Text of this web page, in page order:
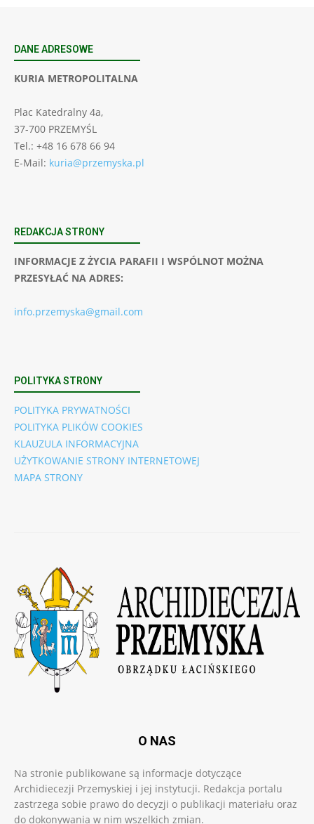
DANE ADRESOWE
KURIA METROPOLITALNA
Plac Katedralny 4a,
37-700 PRZEMYŚL
Tel.: +48 16 678 66 94
E-Mail: kuria@przemyska.pl
REDAKCJA STRONY
INFORMACJE Z ŻYCIA PARAFII I WSPÓLNOT MOŻNA
PRZESYŁAĆ NA ADRES:
info.przemyska@gmail.com
POLITYKA STRONY
POLITYKA PRYWATNOŚCI
POLITYKA PLIKÓW COOKIES
KLAUZULA INFORMACYJNA
UŻYTKOWANIE STRONY INTERNETOWEJ
MAPA STRONY
O NAS
Na stronie publikowane są informacje dotyczące
Archidiecezji Przemyskiej i jej instytucji. Redakcja portalu
zastrzega sobie prawo do decyzji o publikacji materiału oraz
do dokonywania w nim wszelkich zmian.